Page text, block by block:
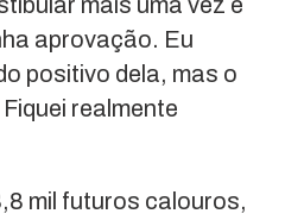
aprovação. Eu
positivo dela, mas o
realmente
mil futuros calouros,